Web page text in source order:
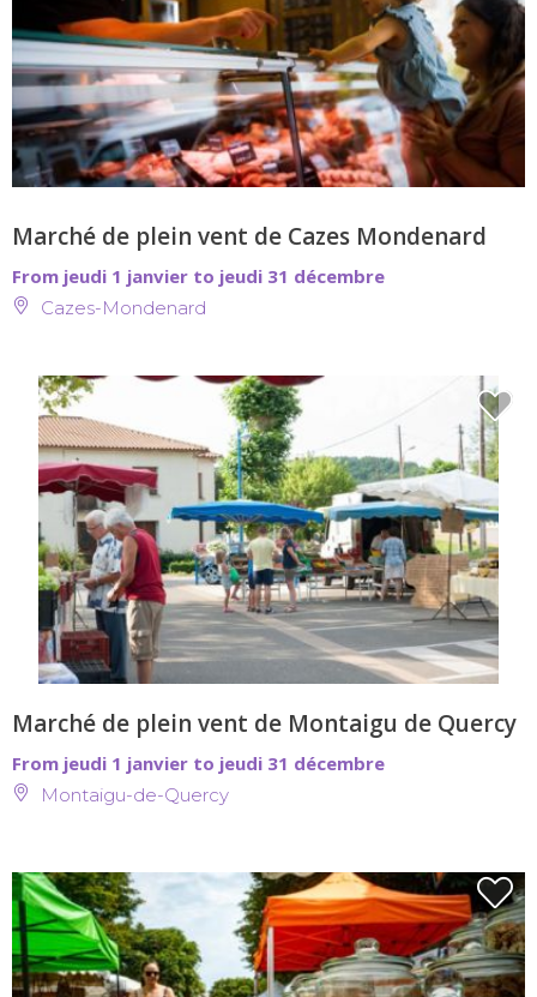
Marché de plein vent de Cazes Mondenard
From jeudi 1 janvier to jeudi 31 décembre
Cazes-Mondenard
Marché de plein vent de Montaigu de Quercy
From jeudi 1 janvier to jeudi 31 décembre
Montaigu-de-Quercy